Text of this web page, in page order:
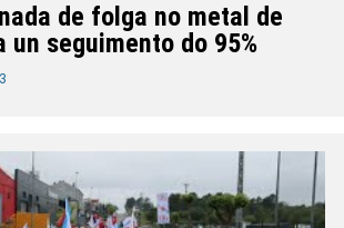
de folga no metal de
un seguimento do 95%